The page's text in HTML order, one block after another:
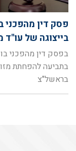
פסק דין
בייצוגה של
בפסק דין מהפכני
בתביעה להפחתת
בראשל"צ